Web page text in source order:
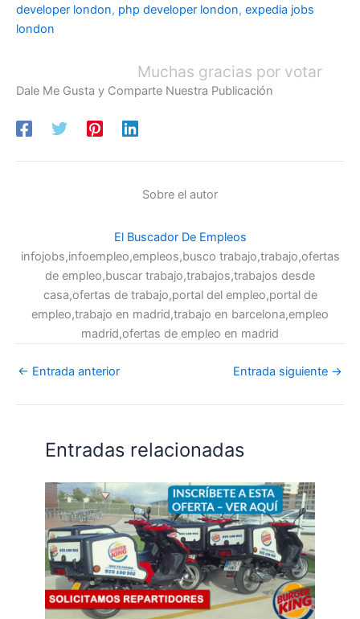
developer london, php developer london, expedia jobs
london
Muchas gracias por votar
Dale Me Gusta y Comparte Nuestra Publicación
Sobre el autor
El Buscador De Empleos
infojobs,infoempleo,empleos,busco trabajo,trabajo,ofertas
de empleo,buscar trabajo,trabajos,trabajos desde
casa,ofertas de trabajo,portal del empleo,portal de
empleo,trabajo en madrid,trabajo en barcelona,empleo
madrid,ofertas de empleo en madrid
← Entrada anterior Entrada siguiente →
Entradas relacionadas